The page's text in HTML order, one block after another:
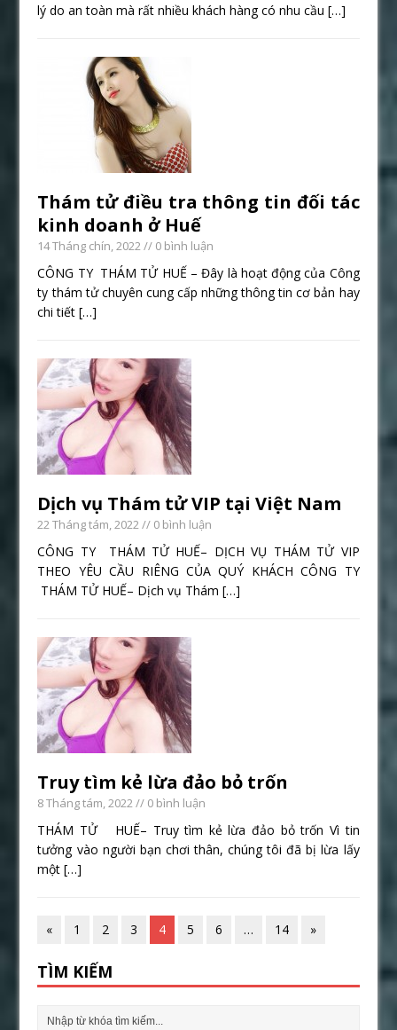
lý do an toàn mà rất nhiều khách hàng có nhu cầu[…]
Thám tử điều tra thông tin đối tác
kinh doanh ở Huế
14 Tháng chín, 2022// 0 bình luận
CÔNG TY THÁM TỬ HUẾ – Đây là hoạt động của Công
ty thám tử chuyên cung cấp những thông tin cơ bản hay
chi tiết[…]
Dịch vụ Thám tử VIP tại Việt Nam
22 Tháng tám, 2022// 0 bình luận
CÔNG TY THÁM TỬ HUẾ– DỊCH VỤ THÁM TỬ VIP
THEO YÊU CẦU RIÊNG CỦA QUÝ KHÁCH CÔNG TY
THÁM TỬ HUẾ– Dịch vụ Thám[…]
Truy tìm kẻ lừa đảo bỏ trốn
8 Tháng tám, 2022// 0 bình luận
THÁM TỬ HUẾ– Truy tìm kẻ lừa đảo bỏ trốn Vì tin
tưởng vào người bạn chơi thân, chúng tôi đã bị lừa lấy
một[…]
« 1 2 3 4 5 6 … 14 »
TÌM KIẾM